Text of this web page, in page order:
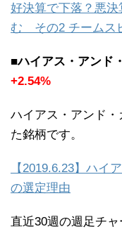
好決算で下落？悪
む その2 チームス
■ハイアス・アンド
+2.54%
ハイアス・アンド
た銘柄です。
【2019.6.23】ハイ
の選定理由
直近30週の週足チ